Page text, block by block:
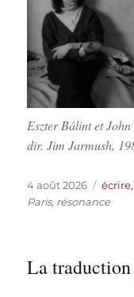
Eszter Bálint et
dir. Jim Jarmush,
Publié
le
4 août 2026
Paris, résonance
La